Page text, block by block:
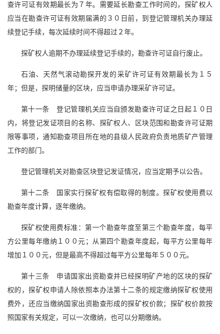
查许可证有效期最长为７年。需要延长勘查工作时间的，探矿权人
应当在勘查许可证有效期届满的３０日前，到登记管理机关办理延
续登记手续，每次延续时间不得超过２年。
探矿权人逾期不办理延续登记手续的，勘查许可证自行废止。
石油、天然气滚动勘探开发的采矿许可证有效期最长为１５
年；但是，探明储量的区块，应当申请办理采矿许可证。
第十一条 登记管理机关应当自颁发勘查许可证之日起１０日
内，将登记发证项目的名称、探矿权人、区块范围和勘查许可证期
限等事项，通知勘查项目所在地的县级人民政府负责地质矿产管理
工作的部门。
登记管理机关对勘查区块登记发证情况，应当定期予以公告。
第十二条 国家实行探矿权有偿取得的制度。探矿权使用费以
勘查年度计算，逐年缴纳。
探矿权使用费标准：第一个勘查年度至第三个勘查年度，每平
方公里每年缴纳１００元；从第四个勘查年度起，每平方公里每年
增加１００元，但是最高不得超过每平方公里每年５００元。
第十三条 申请国家出资勘查并已经探明矿产地的区块的探矿
权的，探矿权申请人除依照本办法第十二条的规定缴纳探矿权使用
费外，还应当缴纳国家出资勘查形成的探矿权价款；探矿权价款按
照国家有关规定，可以一次缴纳，也可以分期缴纳。